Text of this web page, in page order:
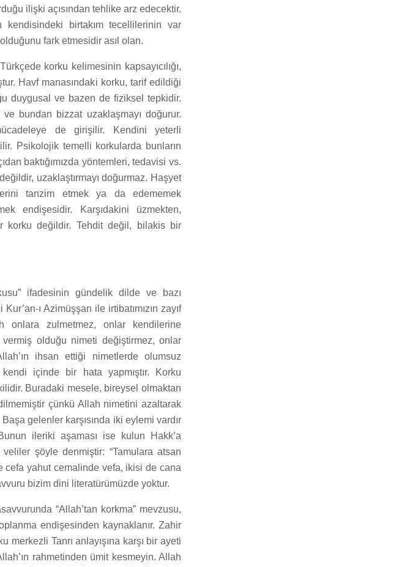
ilişki açısından tehlike arz edecektir.
kendisindeki birtakım tecellilerinin var
fark etmesidir asıl olan.
korku kelimesinin kapsayıcılığı,
Havf manasındaki korku, tarif edildiği
duygusal ve bazen de fiziksel tepkidir.
bundan bizzat uzaklaşmayı doğurur.
de girişilir. Kendini yeterli
Psikolojik temelli korkularda bunların
baktığımızda yöntemleri, tedavisi vs.
uzaklaştırmayı doğurmaz. Haşyet
tanzim etmek ya da edememek
endişesidir. Karşıdakini üzmekten,
korku değildir. Tehdit değil, bilakis bir
ifadesinin gündelik dilde ve bazı
ı Azimüşşan ile irtibatımızın zayıf
onlara zulmetmez, onlar kendilerine
vermiş olduğu nimeti değiştirmez, onlar
ihsan ettiği nimetlerde olumsuz
içinde bir hata yapmıştır. Korku
Buradaki mesele, bireysel olmaktan
çünkü Allah nimetini azaltarak
gelenler karşısında iki eylemi vardır
ileriki aşaması ise kulun Hakk’a
şöyle denmiştir: “Tamulara atsan
cefa yahut cemalinde vefa, ikisi de cana
bizim dini literatürümüzde yoktur.
“Allah’tan korkma” mevzusu,
endişesinden kaynaklanır. Zahir
Tanrı anlayışına karşı bir ayeti
rahmetinden ümit kesmeyin. Allah